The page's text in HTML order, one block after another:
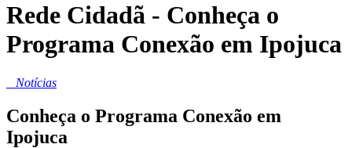
Rede Cidadã - Conheça o
Programa Conexão em Ipojuca
Notícias
Conheça o Programa Conexão em
Ipojuca